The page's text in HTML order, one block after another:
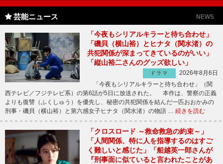
芸能ニュース NEWS
「今夜もシリアルキラーと待ち合わせ」
「磯貝（横山裕）とヒナタ（関水渚）の
共犯関係が深まってきているのがいい」
「縦山裕二さんのグッズ欲しい」
ドラマ
2026年8月6日
「今夜もシリアルキラーと待ち合わせ」（関
西テレビ／フジテレビ系）の第6話が5日に放送された。 本作は、警察の正義
よりも復讐（ふくしゅう）を優先し、秘密の共犯関係を結んだ一匹おおかみの
刑事・磯貝（横山裕）と第六感女子ヒナタ（関水渚）の物語 … 続きを読む
「クロスロード ～救命救急の約束～」
「人間関係、特に人を指導するのはすご
く難しいと感じた」「船越英一郎さんが
『刑事面に似ていると言われたことがあ